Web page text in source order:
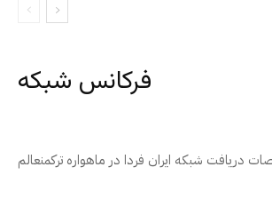
فرکانس شبکه